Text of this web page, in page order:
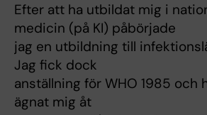
Efter att ha utbildat mig i
medicin (på KI) påbörjade
jag en utbildning till
Jag fick dock
anställning för WHO 1985 och
ägnat mig åt